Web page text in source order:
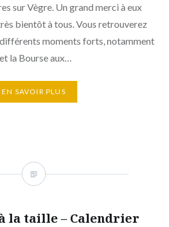
sur Vègre. Un grand merci à eux
bientôt à tous. Vous retrouverez
moments forts, notamment
la Bourse aux…
EN SAVOIR PLUS
la taille – Calendrier